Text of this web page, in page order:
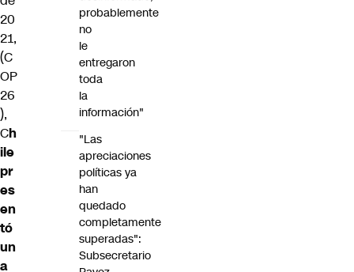
20
21,
(C
OP
26
),
Ch
ile
pr
es
en
tó
un
a
probablemente
no
le
entregaron
toda
la
información"
"Las
apreciaciones
políticas ya
han
quedado
completamente
superadas":
Subsecretario